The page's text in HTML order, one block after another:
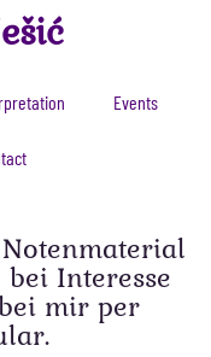
Events
Interesse
mir per